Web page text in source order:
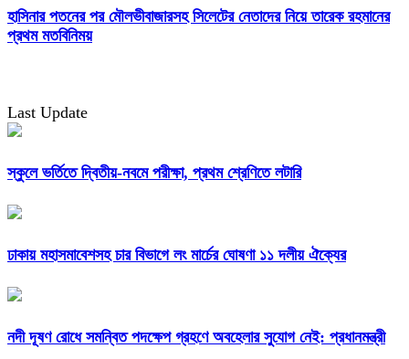
হাসিনার পতনের পর মৌলভীবাজারসহ সিলেটের নেতাদের নিয়ে তারেক রহমানের
প্রথম মতবিনিময়
Last Update
স্কুলে ভর্তিতে দ্বিতীয়-নবমে পরীক্ষা, প্রথম শ্রেণিতে লটারি
ঢাকায় মহাসমাবেশসহ চার বিভাগে লং মার্চের ঘোষণা ১১ দলীয় ঐক্যের
নদী দূষণ রোধে সমন্বিত পদক্ষেপ গ্রহণে অবহেলার সুযোগ নেই: প্রধানমন্ত্রী